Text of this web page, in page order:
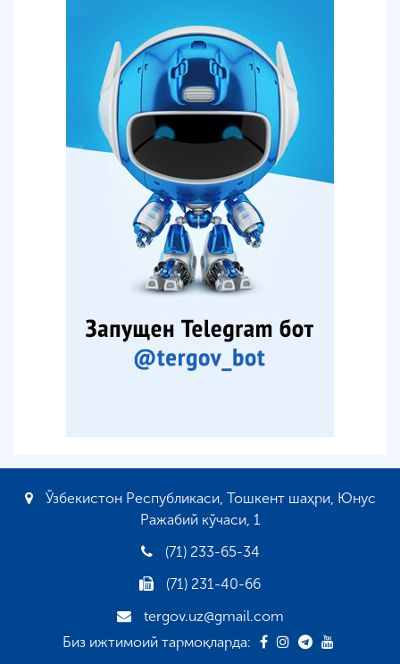
Ўзбекистон Республикаси, Тошкент шаҳри, Юнус
Ражабий кўчаси, 1
(71) 233-65-34
(71) 231-40-66
tergov.uz@gmail.com
Биз ижтимоий тармоқларда: